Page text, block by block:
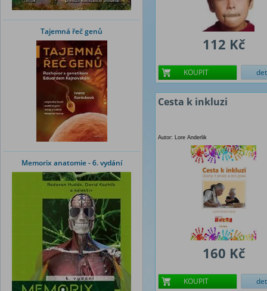
Tajemná řeč genů
Memorix anatomie - 6. vydání
112 Kč
KOUPIT
Cesta k inkluzi
Autor: Lore Anderlik
160 Kč
KOUPIT